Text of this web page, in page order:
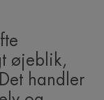
øjeblik,
handler